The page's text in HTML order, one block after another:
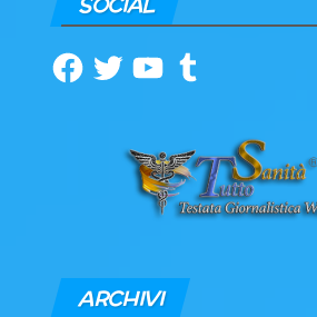
Facebook
TwitterYouTubeTumblr
ARCHIVI